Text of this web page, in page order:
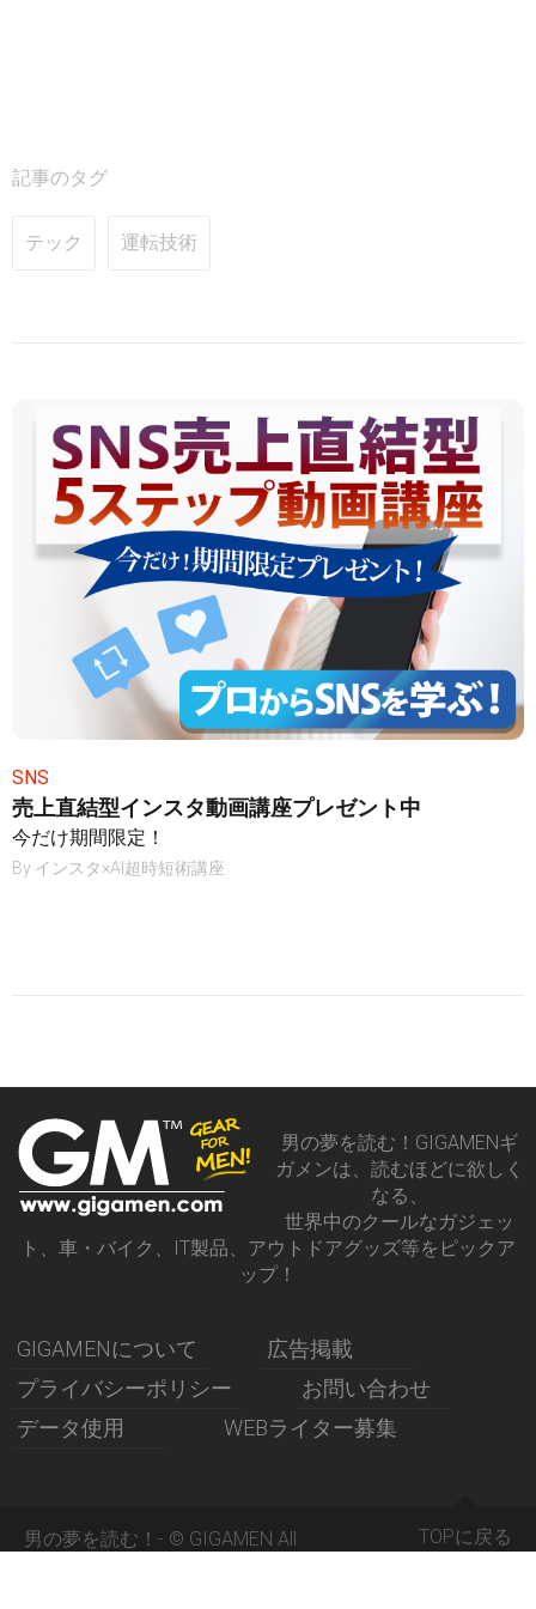
記事のタグ
テック 運転技術
SNS
売上直結型インスタ動画講座プレゼント中
今だけ期間限定！
By インスタ×AI超時短術講座
男の夢を読む！GIGAMENギ
ガメンは、読むほどに欲しく
なる、
世界中のクールなガジェッ
ト、車・バイク、IT製品、アウトドアグッズ等をピックア
ップ！
GIGAMENについて
広告掲載
プライバシーポリシー
お問い合わせ
データ使用
WEBライター募集
男の夢を読む！- © GIGAMEN All
TOPに戻る